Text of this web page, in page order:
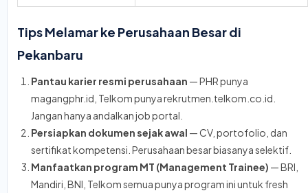
Tips Melamar ke Perusahaan Besar di
Pekanbaru
Pantau karier resmi perusahaan — PHR punya
magangphr.id, Telkom punya rekrutmen.telkom.co.id.
Jangan hanya andalkan job portal.
Persiapkan dokumen sejak awal — CV, portofolio, dan
sertifikat kompetensi. Perusahaan besar biasanya selektif.
Manfaatkan program MT (Management Trainee) — BRI,
Mandiri, BNI, Telkom semua punya program ini untuk fresh